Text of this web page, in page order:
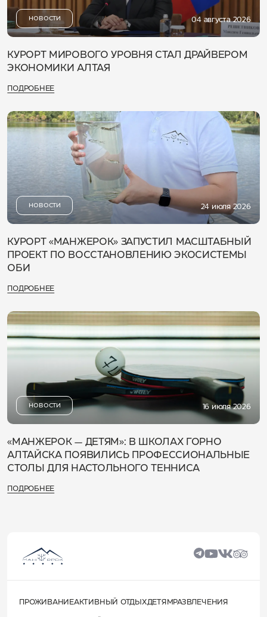
НОВОСТИ 04 августа 2026
КУРОРТ МИРОВОГО УРОВНЯ СТАЛ ДРАЙВЕРОМ
ЭКОНОМИКИ АЛТАЯ
ПОДРОБНЕЕ
НОВОСТИ 24 июля 2026
КУРОРТ «МАНЖЕРОК» ЗАПУСТИЛ МАСШТАБНЫЙ
ПРОЕКТ ПО ВОССТАНОВЛЕНИЮ ЭКОСИСТЕМЫ
ОБИ
ПОДРОБНЕЕ
НОВОСТИ 16 июля 2026
«МАНЖЕРОК — ДЕТЯМ»: В ШКОЛАХ ГОРНО
АЛТАЙСКА ПОЯВИЛИСЬ ПРОФЕССИОНАЛЬНЫЕ
СТОЛЫ ДЛЯ НАСТОЛЬНОГО ТЕННИСА
ПОДРОБНЕЕ
ПРОЖИВАНИЕАКТИВНЫЙ ОТДЫХДЕТЯМ РАЗВЛЕЧЕНИЯ